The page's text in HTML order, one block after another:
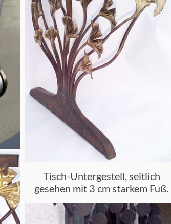
Tisch-Untergestell, seitlich
gesehen mit 3 cm starkem Fuß.